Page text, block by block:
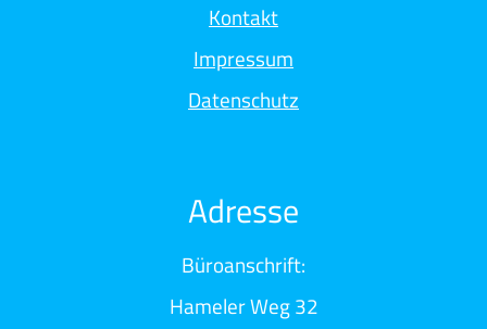
Kontakt
Impressum
Datenschutz
Adresse
Büroanschrift:
Hameler Weg 32